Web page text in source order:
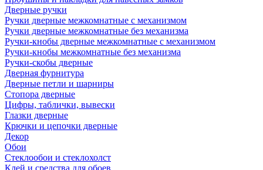
Дверные ручки
Ручки дверные межкомнатные с механизмом
Ручки дверные межкомнатные без механизма
Ручки-кнобы дверные межкомнатные с механизмом
Ручки-кнобы межкомнатные без механизма
Ручки-скобы дверные
Дверная фурнитура
Дверные петли и шарниры
Стопора дверные
Цифры, таблички, вывески
Глазки дверные
Крючки и цепочки дверные
Декор
Обои
Стеклообои и стеклохолст
Клей и средства для обоев